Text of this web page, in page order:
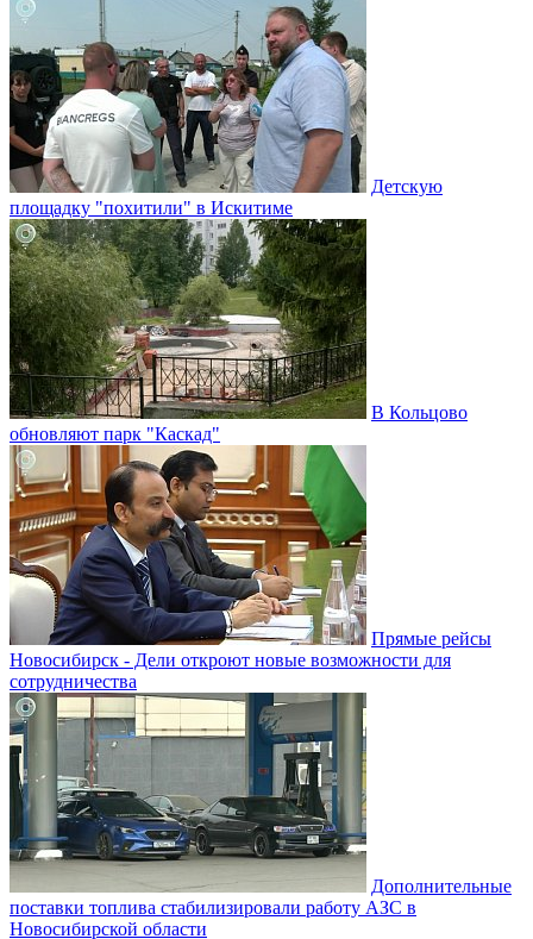
Детскую
площадку "похитили" в Искитиме
В Кольцово
обновляют парк "Каскад"
Прямые рейсы
Новосибирск - Дели откроют новые возможности для
сотрудничества
Дополнительные
поставки топлива стабилизировали работу АЗС в
Новосибирской области